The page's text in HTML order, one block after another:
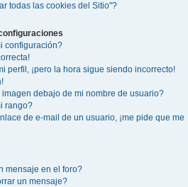
todas las cookies del Sitio"?
configuración?
perfil, ¡pero la hora sigue siendo incorrecto!
debajo de mi nombre de usuario?
rango?
de e-mail de un usuario, ¡me pide que me
mensaje en el foro?
un mensaje?